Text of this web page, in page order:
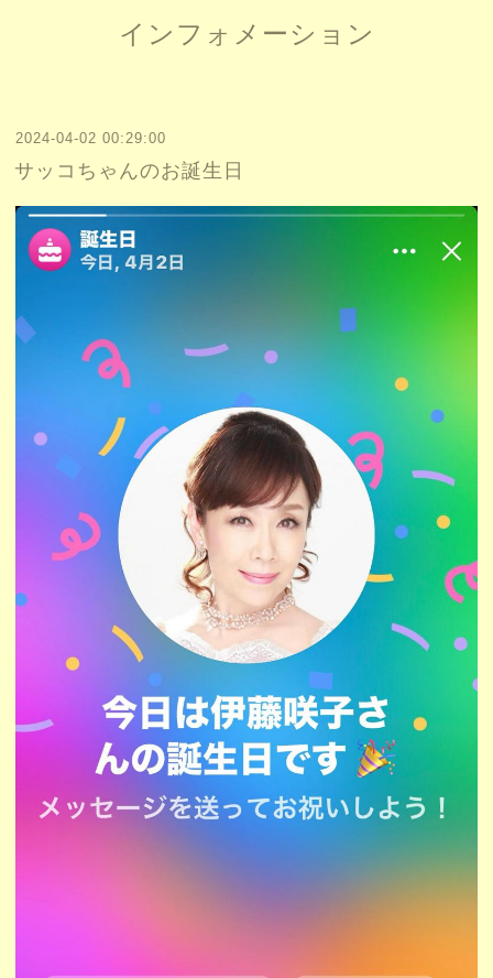
インフォメーション
2024-04-02 00:29:00
サッコちゃんのお誕生日